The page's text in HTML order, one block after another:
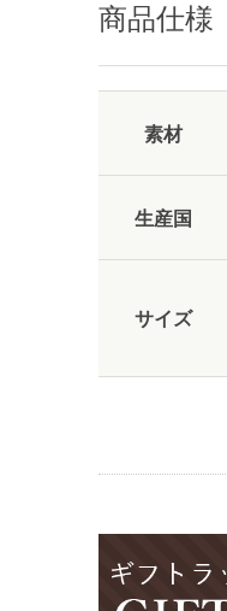
商品仕様
素材
生産国
サイズ